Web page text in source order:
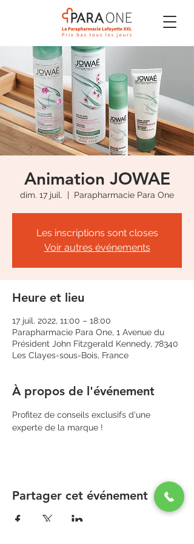
Animation JOWAE
dim. 17 juil.
  |
Parapharmacie Para One
Les inscriptions sont closes
Voir autres événements
Heure et lieu
17 juil. 2022, 11:00 – 18:00
Parapharmacie Para One, 1 Avenue du
Président John Fitzgerald Kennedy, 78340
Les Clayes-sous-Bois, France
À propos de l'événement
Profitez de conseils exclusifs d'une
experte de la marque !
Partager cet événement